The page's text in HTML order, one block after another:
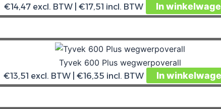
€14,47excl. BTW | €17,51 incl. BTW In
Tyvek 600 Plus wegwerpoverall
€13,51 excl. BTW | €16,35 incl. BTW In